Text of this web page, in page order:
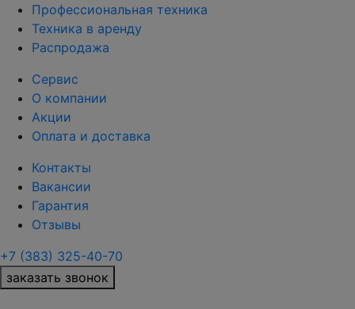
Профессиональная техника
Техника в аренду
Распродажа
Сервис
О компании
Акции
Оплата и доставка
Контакты
Вакансии
Гарантия
Отзывы
+7 (383) 325-40-70
заказать звонок